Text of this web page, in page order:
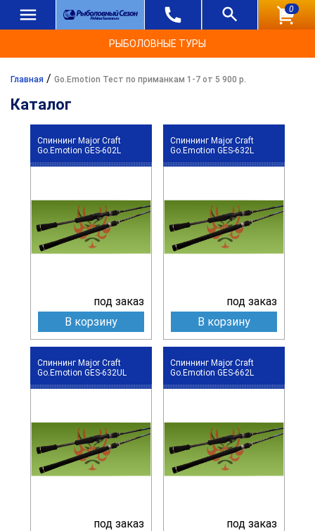
0
РЫБОЛОВНЫЕ ТУРЫ
Главная / Go.Emotion Тест по приманкам 1-7 от 5 900 р.
Каталог
Спиннинг Major Craft
Go.Emotion GES-602L
под заказ
В корзину
Спиннинг Major Craft
Go.Emotion GES-632L
под заказ
В корзину
Спиннинг Major Craft
Go.Emotion GES-632UL
под заказ
Спиннинг Major Craft
Go.Emotion GES-662L
под заказ